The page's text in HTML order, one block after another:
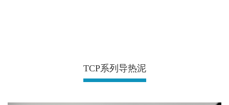
TCP系列导热泥